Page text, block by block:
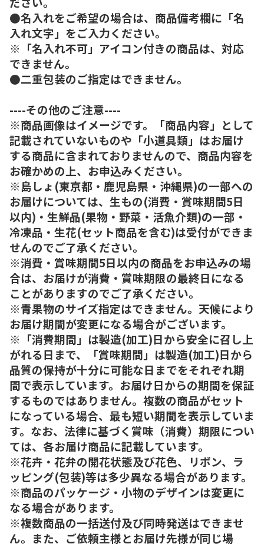
●名入れをご希望の場合は、商品備考欄に「名
入れ文字」をご入力ください。
※「名入れ不可」アイコン付きの商品は、対応
できません。
●二重包装のご指定はできません。
----その他のご注意----
※商品画像はイメージです。「商品内容」として
記載されていないものや「小道具類」はお届け
する商品に含まれておりませんので、商品内容を
お確かめの上、お申込みください。
※島しょ(東京都・鹿児島県・沖縄県)の一部への
お届けについては、生もの(消費・賞味期間5日
以内)・生鮮品(果物・野菜・活魚介類)の一部・
冷凍品・生花(セット商品を含む)は受付ができま
せんのでご了承ください。
※消費・賞味期間5日以内の商品をお申込みの場
合は、お届けが消費・賞味期限の最終日になる
ことがありますのでご了承ください。
※青果物のサイズ指定はできません。天候により
お届け期間が変更になる場合がございます。
※「消費期間」は製造(加工)日から安全に召し上
がれる日まで、「賞味期間」は製造(加工)日から
品質の保持が十分に可能な日までをそれぞれ期
間で表示しています。お届け日からの期間を保証
するものではありません。複数の商品がセット
になっている場合、最も短い期間を表示していま
す。なお、法律に基づく賞味（消費）期限につい
ては、各お届け商品に記載しています。
※花卉・花弁の開花状態及び花色、リボン、ラ
ッピング(包装)等は多少異なる場合があります。
※商品のパッケージ・小物のデザインは変更に
なる場合があります。
※複数商品の一括送付及び同時発送はできませ
ん。また、ご依頼主様とお届け先様が同じ場